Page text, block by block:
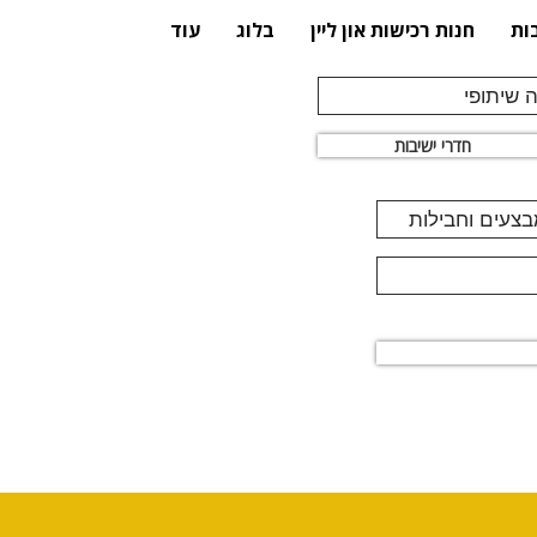
חנות רכישות און ליין בלוג עוד
שיתופי
חדרי ישיבות
וחבילות